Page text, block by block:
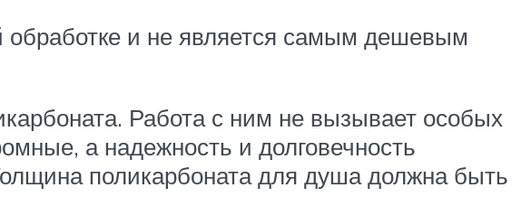
обработке и не является самым дешевым
Работа с ним не вызывает особых
а надежность и долговечность
поликарбоната для душа должна быть